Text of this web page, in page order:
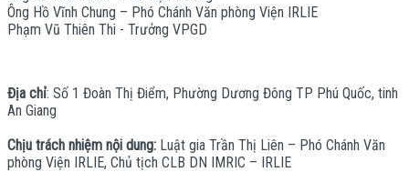
Ông Hồ Vĩnh Chung – Phó Chánh Văn phòng Viện IRLIE
Phạm Vũ Thiên Thi - Trưởng VPGD
Địa chỉ: Số 1 Đoàn Thị Điểm, Phường Dương Đông TP Phú Quốc, tinh
An Giang
Chịu trách nhiệm nội dung: Luật gia Trần Thị Liên – Phó Chánh Văn
phòng Viện IRLIE, Chủ tịch CLB DN IMRIC – IRLIE